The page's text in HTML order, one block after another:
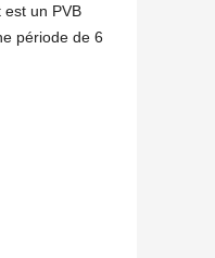
un PVB
période de 6